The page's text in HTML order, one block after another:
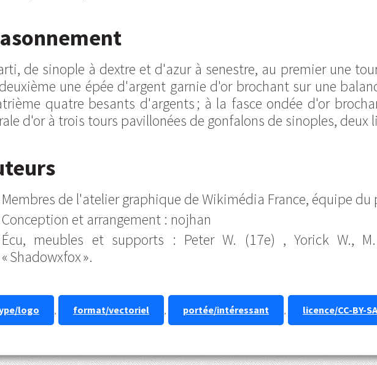
de sinople à dextre et d'azur à senestre, au premier une
une épée d'argent garnie d'or brochant sur une
quatre besants d'argents ; à la fasce ondée d'or
d'or à trois tours pavillonées de gonfalons de sinoples,
Membres de l'atelier graphique de Wikimédia France, équipe du
Conception et arrangement : nojhan
Écu, meubles et supports : Peter W. (17e) , Yorick W.,
« Shadowxfox ».
logo , format/vectoriel , portée/intéressant , licence/CC-BY-SA